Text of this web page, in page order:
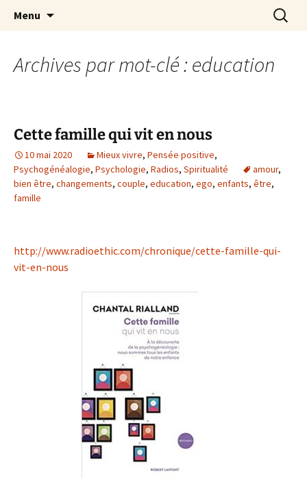
Mon big-bang intérieur
par Chantal Rialland
Menu
Archives par mot-clé : education
Cette famille qui vit en nous
10 mai 2020 Mieux vivre, Pensée positive,
Psychogénéalogie, Psychologie, Radios, Spiritualité amour,
bien être, changements, couple, education, ego, enfants, être,
famille
http://www.radioethic.com/chronique/cette-famille-qui-
vit-en-nous